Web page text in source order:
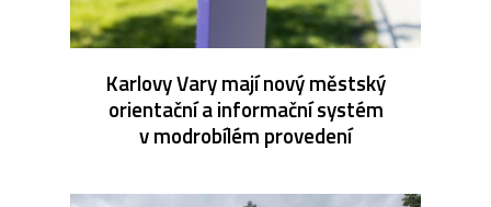
Karlovy Vary mají nový městský
orientační a informační systém
v modrobílém provedení